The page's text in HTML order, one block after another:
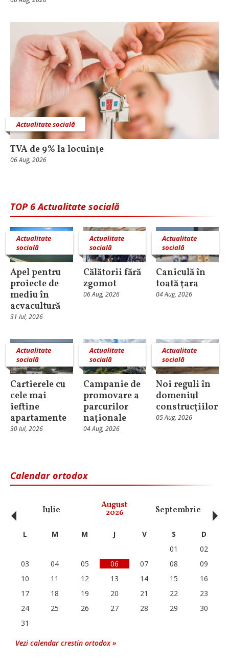
Actualitate socială
TVA de 9% la locuinţe
06 Aug, 2026
TOP 6 Actualitate socială
Actualitate
socială
Apel pentru
proiecte de
mediu în
acvacultură
31 Iul, 2026
Actualitate
socială
Călătorii fără
zgomot
06 Aug, 2026
Actualitate
socială
Caniculă în
toată ţara
04 Aug, 2026
Actualitate
socială
Cartierele cu
cele mai
ieftine
apartamente
30 Iul, 2026
Actualitate
socială
Campanie de
promovare a
parcurilor
naţionale
04 Aug, 2026
Actualitate
socială
Noi reguli în
domeniul
construcţiilor
05 Aug, 2026
Calendar ortodox
Iulie August
2026 Septembrie
‹ L M M J V S
D
01
02
03
04 05 06 07 08
09
10
11 12 13 14 15
16
17
18 19 20 21 22
23
24
25 26 27 28 29
30
31
Vezi calendar crestin ortodox »